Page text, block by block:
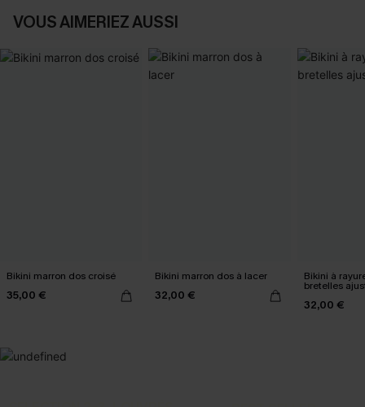
VOUS AIMERIEZ AUSSI
Bikini marron dos croisé
35,00 €
Bikini marron dos à lacer
32,00 €
Bikini à
bretelles
32,00 €